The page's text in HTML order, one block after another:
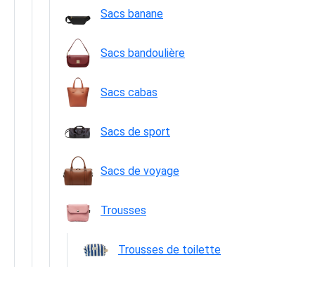
Sacs banane
Sacs bandoulière
Sacs cabas
Sacs de sport
Sacs de voyage
Trousses
Trousses de toilette